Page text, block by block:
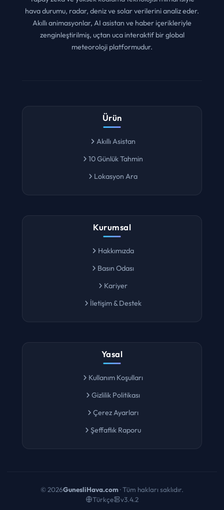
Yapay zeka ve yüksek kodlama teknolojisi mimarisiyle
hava durumu, radar, deniz ve solar verilerini analiz eder.
Akıllı animasyonlar, AI asistan ve haber içerikleriyle
zenginleştirilmiş, uçtan uca interaktif bir global
Ürün
Kurumsal
Yasal
GunesliHava.com· Tüm hakları saklıdır.